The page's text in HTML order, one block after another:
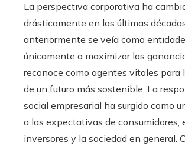
La perspectiva corporativa ha
drásticamente en las últimas
anteriormente se veía como
únicamente a maximizar las
reconoce como agentes vitales para
de un futuro más sostenible. La
social empresarial ha surgido como
a las expectativas de consumidores,
inversores y la sociedad en general.